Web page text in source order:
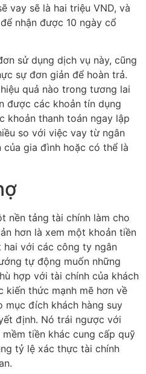
vay sẽ là hai triệu VND, và
nhận được 10 ngày cổ
sử dụng dịch vụ này, cũng
sự đơn giản để hoàn trả.
quả nào trong tương lai
được các khoản tín dụng
khoản thanh toán ngay lập
so với việc vay từ ngân
gia đình hoặc có thể là
nền tảng tài chính làm cho
hơn là xem một khoản tiền
hai với các công ty ngân
tự động muốn những
hợp với tài chính của khách
kiến ​​thức mạnh mẽ hơn về
mục đích khách hàng suy
định. Nó trái ngược với
tiền khác cung cấp quỹ
tỷ lệ xác thực tài chính